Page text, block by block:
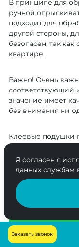
Заказать звонок
В принципе для
ручной
подходит для
другой стороны,
безопасен, так
квартире.
Важно! Очень
соответствующий
значение имеет
без внимания ни
Клеевые подушки
правда, они не
уничтожения, а
контроля
таким образом
вывести потомство.
Некогда
Я согласен с
данных службам